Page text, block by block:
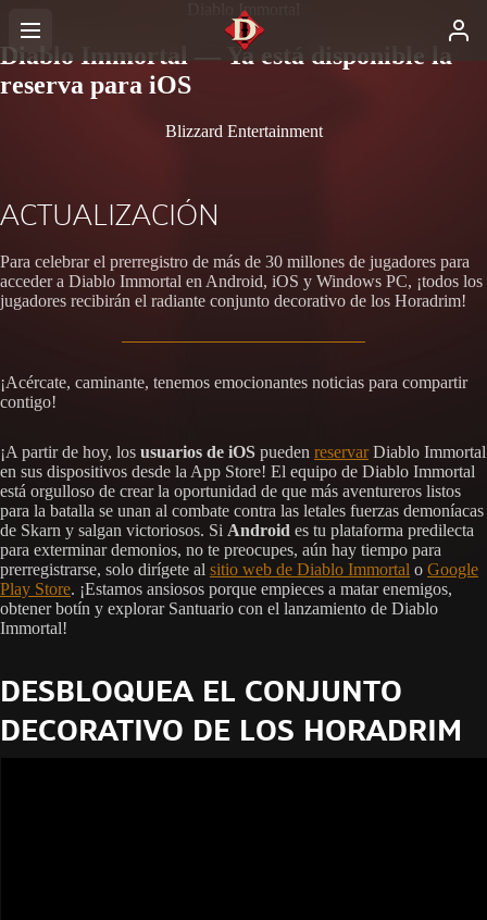
Diablo Immortal
Diablo Immortal — Ya está disponible la
reserva para iOS
Blizzard Entertainment
ACTUALIZACIÓN
Para celebrar el prerregistro de más de 30 millones de jugadores para
acceder a Diablo Immortal en Android, iOS y Windows PC, ¡todos los
jugadores recibirán el radiante conjunto decorativo de los Horadrim!
¡Acércate, caminante, tenemos emocionantes noticias para compartir
contigo!
¡A partir de hoy, los usuarios de iOS pueden reservarDiablo Immortal
en sus dispositivos desde la App Store! El equipo de Diablo Immortal
está orgulloso de crear la oportunidad de que más aventureros listos
para la batalla se unan al combate contra las letales fuerzas demoníacas
de Skarn y salgan victoriosos. Si Android es tu plataforma predilecta
para exterminar demonios, no te preocupes, aún hay tiempo para
prerregistrarse, solo dirígete al sitio web de Diablo Immortal o Google
Play Store. ¡Estamos ansiosos porque empieces a matar enemigos,
obtener botín y explorar Santuario con el lanzamiento de Diablo
Immortal!
DESBLOQUEA EL CONJUNTO
DECORATIVO DE LOS HORADRIM